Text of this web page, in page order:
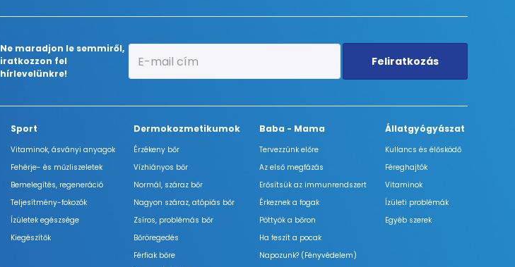
Ne maradjon le semmiről,
iratkozzon fel
hírlevelünkre!
Feliratkozás
Sport
Vitaminok, ásványi anyagok
Fehérje- és műzliszeletek
Bemelegítés, regeneráció
Teljesítmény-fokozók
Ízületek egészsége
Kiegészítők
Dermokozmetikumok
Érzékeny bőr
Vízhiányos bőr
Normál, száraz bőr
Nagyon száraz, atópiás bőr
Zsíros, problémás bőr
Bőröregedés
Férfiak bőre
Baba - Mama
Tervezzünk előre
Az első megfázás
Erősítsük az immunrendszert
Érkeznek a fogak
Pöttyök a bőron
Ha feszít a pocak
Napozunk? (Fényvédelem)
Állatgyógyászat
Kullancs és élősködő
Féreghajtók
Vitaminok
Ízületi problémák
Egyéb szerek